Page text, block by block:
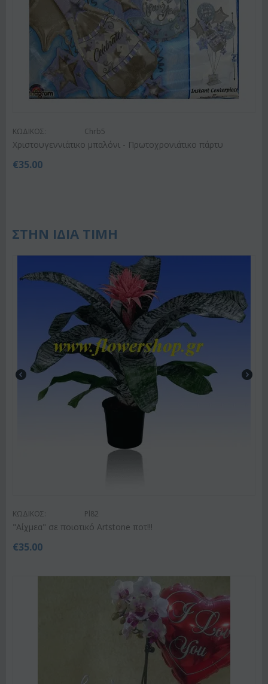
ΚΩΔΙΚΟΣ: Chrb5
Χριστουγεννιάτικο μπαλόνι - Πρωτοχρονιάτικο πάρτυ
€35.00
ΣΤΗΝ ΙΔΙΑ ΤΙΜΗ
ΚΩΔΙΚΟΣ: Pl82
"Αίχμεα" σε ποιοτικό Artstone ποτ!!!
€35.00